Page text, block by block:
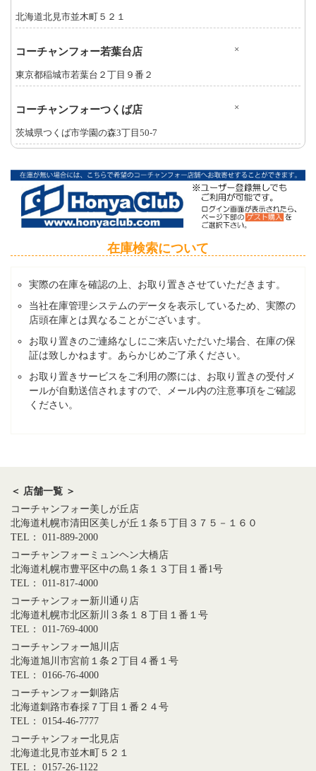
北海道北見市並木町５２１
コーチャンフォー若葉台店 ×
東京都稲城市若葉台２丁目９番２
コーチャンフォーつくば店 ×
茨城県つくば市学園の森3丁目50-7
在庫検索について
実際の在庫を確認の上、お取り置きさせていただきます。
当社在庫管理システムのデータを表示しているため、実際の
店頭在庫とは異なることがございます。
お取り置きのご連絡なしにご来店いただいた場合、在庫の保
証は致しかねます。あらかじめご了承ください。
お取り置きサービスをご利用の際には、お取り置きの受付メ
ールが自動送信されますので、メール内の注意事項をご確認
ください。
＜ 店舗一覧 ＞
コーチャンフォー美しが丘店
北海道札幌市清田区美しが丘１条５丁目３７５－１６０
TEL： 011-889-2000
コーチャンフォーミュンヘン大橋店
北海道札幌市豊平区中の島１条１３丁目１番1号
TEL： 011-817-4000
コーチャンフォー新川通り店
北海道札幌市北区新川３条１８丁目１番１号
TEL： 011-769-4000
コーチャンフォー旭川店
北海道旭川市宮前１条２丁目４番１号
TEL： 0166-76-4000
コーチャンフォー釧路店
北海道釧路市春採７丁目１番２４号
TEL： 0154-46-7777
コーチャンフォー北見店
北海道北見市並木町５２１
TEL： 0157-26-1122